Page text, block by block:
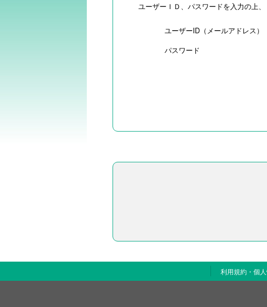
ユーザーＩＤ、パスワードを入力の上
ユーザーID（メールアドレス）
パスワード
利用規約・個